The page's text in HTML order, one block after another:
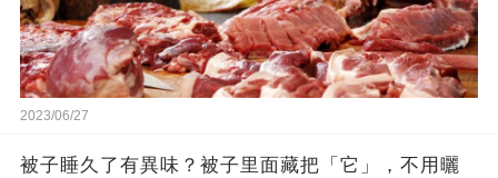
2023/06/27
被子睡久了有異味？被子里面藏把「它」，不用曬